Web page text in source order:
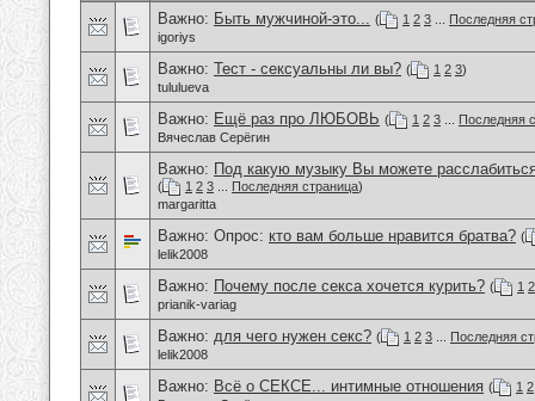
Важно: Быть мужчиной-это... ( 1 2 3
Последняя
igoriys
Важно: Тест - сексуальны ли вы? ( 1 2 3)
tululueva
Важно: Ещё раз про ЛЮБОВЬ ( 1 2 3
Последняя
Вячеслав Серёгин
Важно: Под какую музыку Вы можете
( 1 2 3 Последняя страница)
margaritta
Важно: Опрос: кто вам больше нравится братва? (
lelik2008
Важно: Почему после секса хочется курить? ( 1 2
prianik-variag
Важно: для чего нужен секс? ( 1 2 3
Последняя
lelik2008
Важно: Всё о СЕКСЕ... интимные отношения ( 1 2